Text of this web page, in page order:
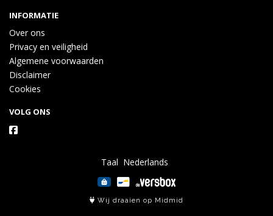
INFORMATIE
Over ons
Privacy en veiligheid
Algemene voorwaarden
Disclaimer
Cookies
VOLG ONS
Taal
Wij draaien op Midmid